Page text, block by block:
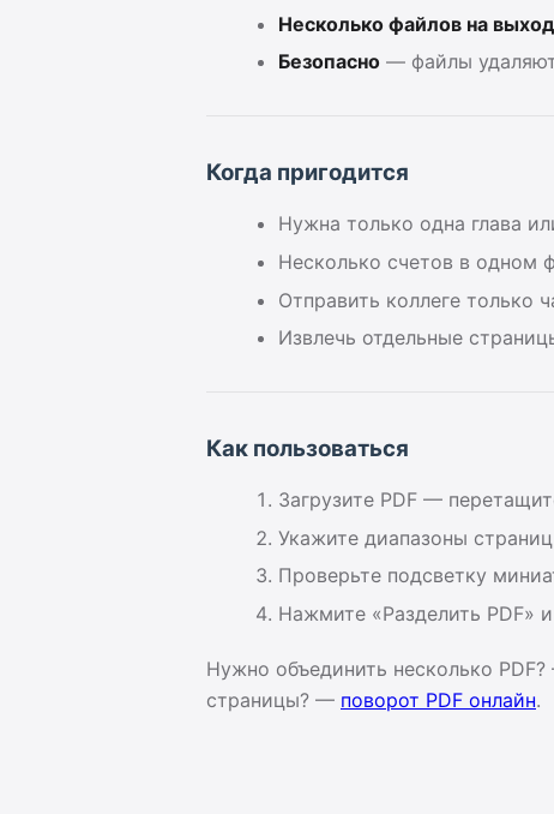
Несколько файлов на
Безопасно — файлы
Когда пригодится
Нужна только одна глава
Несколько счетов в одном
Отправить коллеге только
Извлечь отдельные
Как пользоваться
Загрузите PDF —
Укажите диапазоны
Проверьте подсветку
Нажмите «Разделить PDF»
Нужно объединить несколько
страницы? — поворот PDF онлайн.